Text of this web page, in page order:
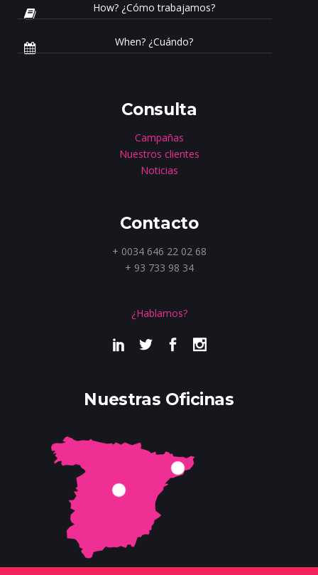
How? ¿Cómo trabajamos?
When? ¿Cuándo?
Consulta
Campañas
Nuestros clientes
Noticias
Contacto
+ 0034 646 22 02 68
+ 93 733 98 34
¿Hablamos?
Nuestras Oficinas